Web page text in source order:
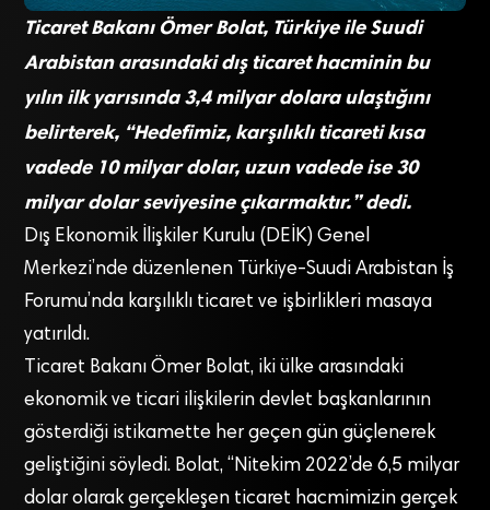
Ticaret Bakanı Ömer Bolat, Türkiye ile Suudi
Arabistan arasındaki dış ticaret hacminin bu
yılın ilk yarısında 3,4 milyar dolara ulaştığını
belirterek, “Hedefimiz, karşılıklı ticareti kısa
vadede 10 milyar dolar, uzun vadede ise 30
milyar dolar seviyesine çıkarmaktır.” dedi.
Dış Ekonomik İlişkiler Kurulu (DEİK) Genel
Merkezi’nde düzenlenen Türkiye-Suudi Arabistan İş
Forumu’nda karşılıklı ticaret ve işbirlikleri masaya
yatırıldı.
Ticaret Bakanı Ömer Bolat, iki ülke arasındaki
ekonomik ve ticari ilişkilerin devlet başkanlarının
gösterdiği istikamette her geçen gün güçlenerek
geliştiğini söyledi. Bolat, “Nitekim 2022’de 6,5 milyar
dolar olarak gerçekleşen ticaret hacmimizin gerçek